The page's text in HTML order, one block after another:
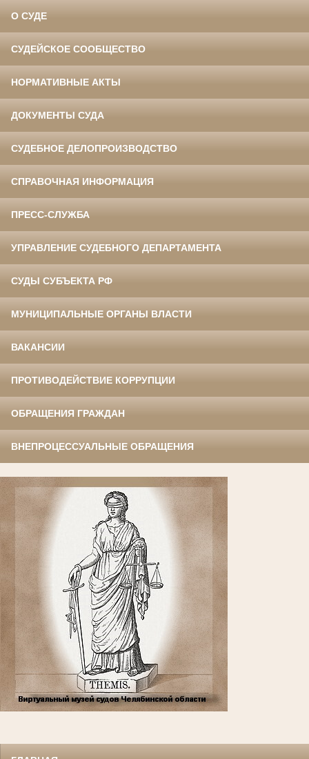
О СУДЕ
СУДЕЙСКОЕ СООБЩЕСТВО
НОРМАТИВНЫЕ АКТЫ
ДОКУМЕНТЫ СУДА
СУДЕБНОЕ ДЕЛОПРОИЗВОДСТВО
СПРАВОЧНАЯ ИНФОРМАЦИЯ
ПРЕСС-СЛУЖБА
УПРАВЛЕНИЕ СУДЕБНОГО ДЕПАРТАМЕНТА
СУДЫ СУБЪЕКТА РФ
МУНИЦИПАЛЬНЫЕ ОРГАНЫ ВЛАСТИ
ВАКАНСИИ
ПРОТИВОДЕЙСТВИЕ КОРРУПЦИИ
ОБРАЩЕНИЯ ГРАЖДАН
ВНЕПРОЦЕССУАЛЬНЫЕ ОБРАЩЕНИЯ